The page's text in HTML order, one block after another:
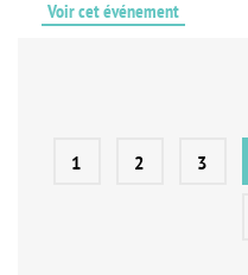
Voir cet événement
1 2 3